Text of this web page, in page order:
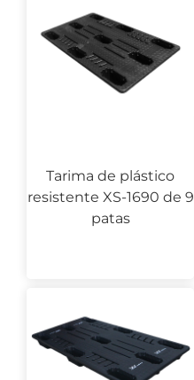
Tarima de plástico
resistente XS-1690 de 9
patas